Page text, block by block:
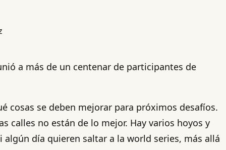
a más de un centenar de participantes de
cosas se deben mejorar para próximos desafíos.
calles no están de lo mejor. Hay varios hoyos y
día quieren saltar a la world series, más allá